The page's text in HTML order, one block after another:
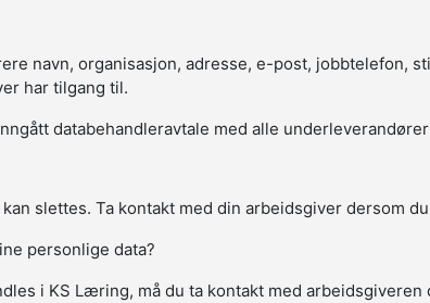
navn, organisasjon, adresse, e-post, jobbtelefon,
har tilgang til.
databehandleravtale med alle
slettes. Ta kontakt med din arbeidsgiver dersom
personlige data?
i KS Læring, må du ta kontakt med